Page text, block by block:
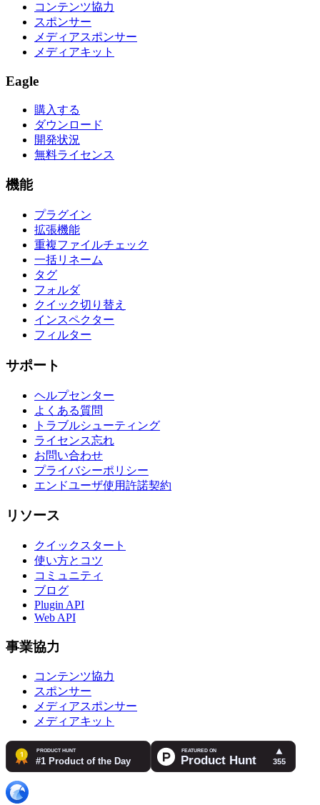
コンテンツ協力
スポンサー
メディアスポンサー
メディアキット
Eagle
購入する
ダウンロード
開発状況
無料ライセンス
機能
プラグイン
拡張機能
重複ファイルチェック
一括リネーム
タグ
フォルダ
クイック切り替え
インスペクター
フィルター
サポート
ヘルプセンター
よくある質問
トラブルシューティング
ライセンス忘れ
お問い合わせ
プライバシーポリシー
エンドユーザ使用許諾契約
リソース
クイックスタート
使い方とコツ
コミュニティ
ブログ
Plugin API
Web API
事業協力
コンテンツ協力
スポンサー
メディアスポンサー
メディアキット